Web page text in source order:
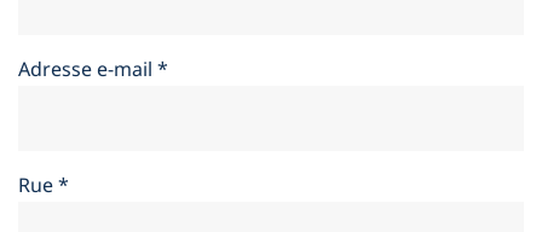
Adresse e-mail *
Rue*